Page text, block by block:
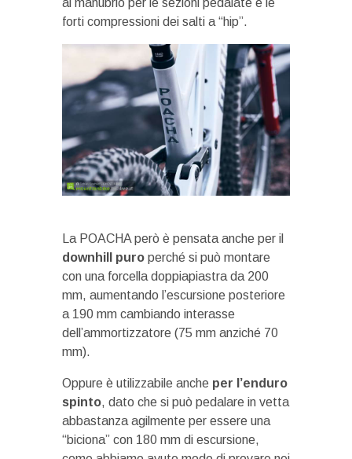
forti compressioni dei salti a “hip”.
La POACHA però è pensata anche per il
downhill puro perché si può montare
con una forcella doppiapiastra da 200
mm, aumentando l’escursione posteriore
a 190 mm cambiando interasse
dell’ammortizzatore (75 mm anziché 70
mm).
Oppure è utilizzabile anche per l’enduro
spinto, dato che si può pedalare in vetta
abbastanza agilmente per essere una
“biciona” con 180 mm di escursione,